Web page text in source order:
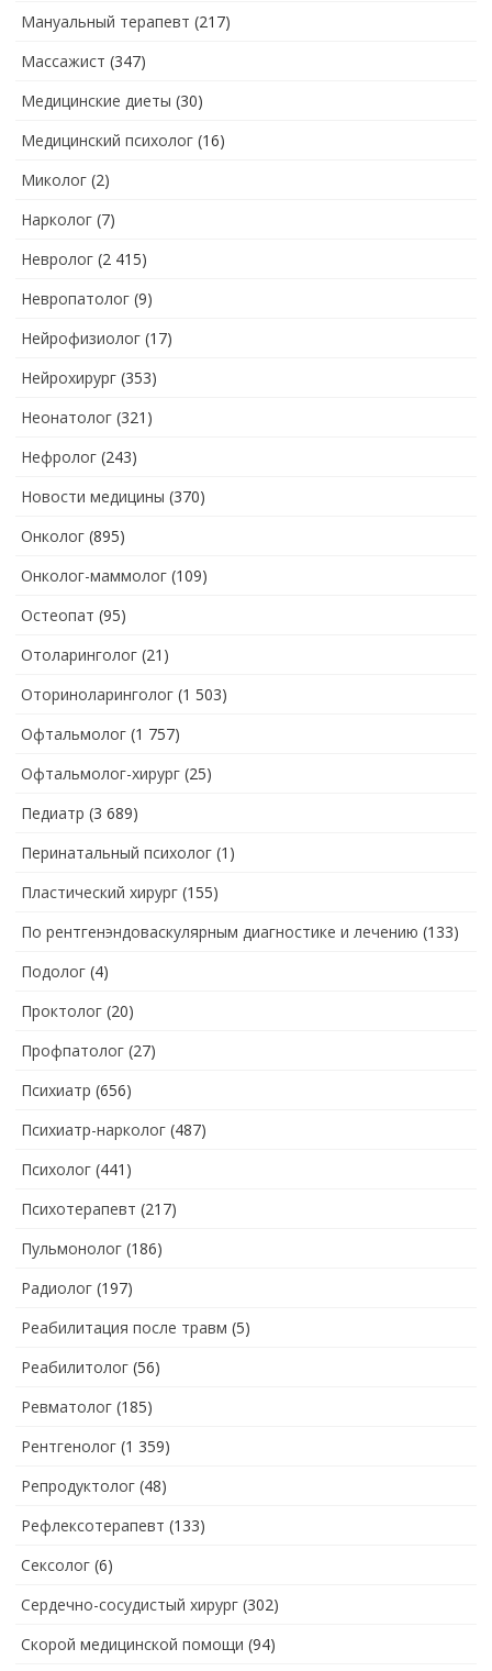
Мануальный терапевт (217)
Массажист (347)
Медицинские диеты (30)
Медицинский психолог (16)
Миколог (2)
Нарколог (7)
Невролог (2 415)
Невропатолог (9)
Нейрофизиолог (17)
Нейрохирург (353)
Неонатолог (321)
Нефролог (243)
Новости медицины (370)
Онколог (895)
Онколог-маммолог (109)
Остеопат (95)
Отоларинголог (21)
Оториноларинголог (1 503)
Офтальмолог (1 757)
Офтальмолог-хирург (25)
Педиатр (3 689)
Перинатальный психолог (1)
Пластический хирург (155)
По рентгенэндоваскулярным диагностике и лечению (133)
Подолог (4)
Проктолог (20)
Профпатолог (27)
Психиатр (656)
Психиатр-нарколог (487)
Психолог (441)
Психотерапевт (217)
Пульмонолог (186)
Радиолог (197)
Реабилитация после травм (5)
Реабилитолог (56)
Ревматолог (185)
Рентгенолог (1 359)
Репродуктолог (48)
Рефлексотерапевт (133)
Сексолог (6)
Сердечно-сосудистый хирург (302)
Скорой медицинской помощи (94)